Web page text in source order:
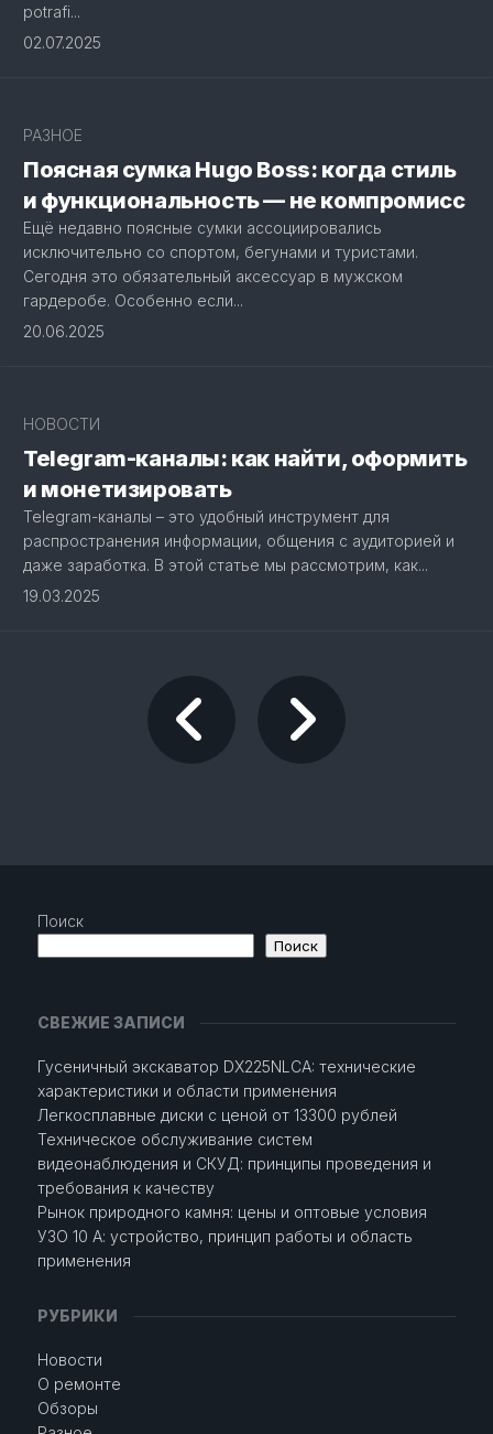
potrafi...
02.07.2025
РАЗНОЕ
Поясная сумка Hugo Boss: когда стиль
и функциональность — не компромисс
Ещё недавно поясные сумки ассоциировались
исключительно со спортом, бегунами и туристами.
Сегодня это обязательный аксессуар в мужском
гардеробе. Особенно если...
20.06.2025
НОВОСТИ
Telegram-каналы: как найти, оформить
и монетизировать
Telegram-каналы – это удобный инструмент для
распространения информации, общения с аудиторией и
даже заработка. В этой статье мы рассмотрим, как...
19.03.2025
Поиск
Поиск
СВЕЖИЕ ЗАПИСИ
Гусеничный экскаватор DX225NLCA: технические
характеристики и области применения
Легкосплавные диски с ценой от 13300 рублей
Техническое обслуживание систем
видеонаблюдения и СКУД: принципы проведения и
требования к качеству
Рынок природного камня: цены и оптовые условия
УЗО 10 А: устройство, принцип работы и область
применения
РУБРИКИ
Новости
О ремонте
Обзоры